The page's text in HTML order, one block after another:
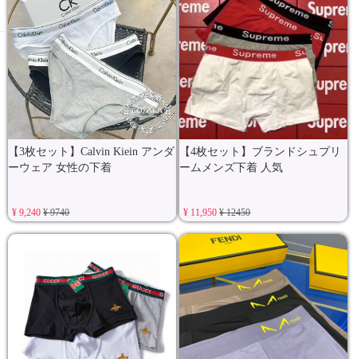
【3枚セット】Calvin Kiein アンダ
ーウェア 女性の下着
¥ 9,240¥ 9740
【4枚セット】ブランドシュプリ
ームメンズ下着 人気
¥ 11,950¥ 12450